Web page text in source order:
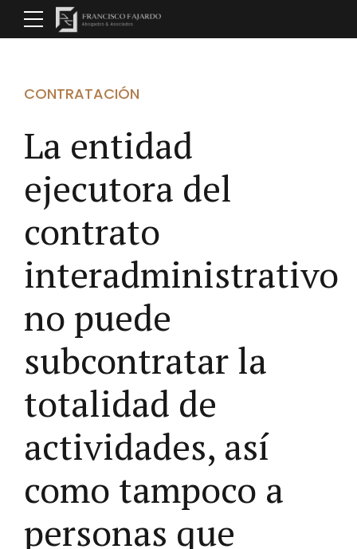
CONTRATACIÓN
La entidad
ejecutora del
contrato
interadministrativo
no puede
subcontratar la
totalidad de
actividades, así
como tampoco a
personas que